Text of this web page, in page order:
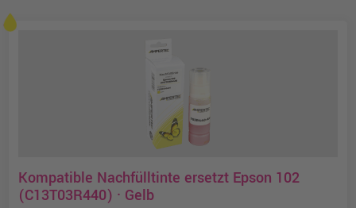
Kompatible Nachfülltinte ersetzt Epson 102
(C13T03R440) · Gelb